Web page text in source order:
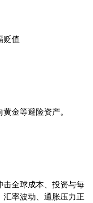
贬值
金等避险资产。
击全球成本、投资与每
率波动、通胀压力正